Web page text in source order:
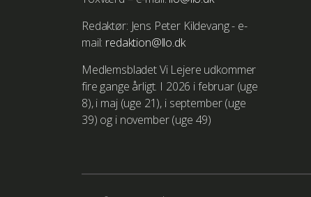
Redaktør: Jens Peter Kildevang - e-
mail: redaktion@llo.dk
Medlemsbladet Vi Lejere udkommer
fire gange årligt. I 2026 i februar (uge
8), i maj (uge 21), i september (uge
39) og i november (uge 49)